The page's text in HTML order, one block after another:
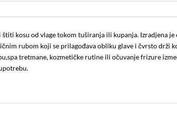
kosu od vlage tokom tuširanja ili kupanja. Izradjena je
rubom koji se prilagođava obliku glave i čvrsto drži
tretmane, kozmetičke rutine ili očuvanje frizure